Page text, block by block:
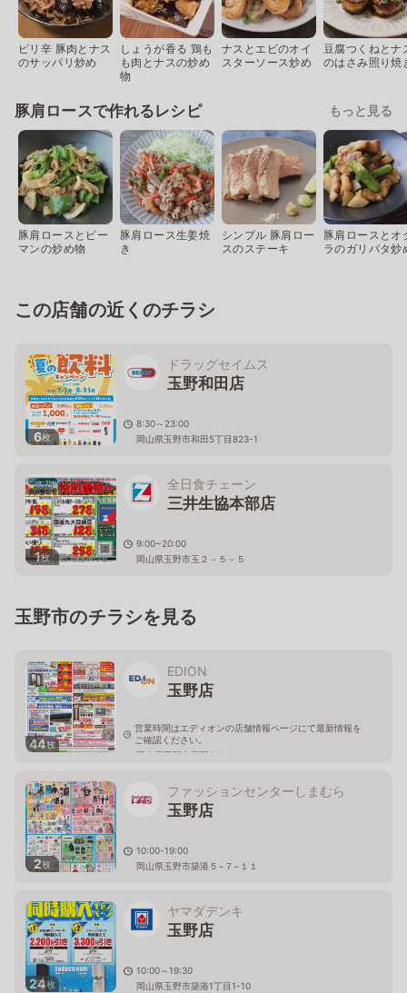
ピリ辛 豚肉とナス
のサッパリ炒め
しょうが香る 鶏も
も肉とナスの炒め
物
ナスとエビのオイ
スターソース炒め
豆腐つくねとナ
のはさみ照り焼
豚肩ロースで作れるレシピ もっと見る
豚肩ロースとピー
マンの炒め物
豚肩ロース生姜焼
き
シンプル 豚肩ロー
スのステーキ
豚肩ロースとオ
ラのガリバタ炒
この店舗の近くのチラシ
6枚
ドラッグセイムス
玉野和田店
8:30～23:00
岡山県玉野市和田5丁目823-1
1枚
全日食チェーン
三井生協本部店
9:00~20:00
岡山県玉野市玉２－５－５
玉野市のチラシを見る
44枚
EDION
玉野店
営業時間はエディオンの店舗情報ページにて最新情報を
ご確認ください。
岡山県玉野市宇野8-2-1
2枚
ファッションセンターしまむら
玉野店
10:00-19:00
岡山県玉野市築港５−７−１１
24枚
ヤマダデンキ
玉野店
10:00～19:30
岡山県玉野市築港1丁目1-10